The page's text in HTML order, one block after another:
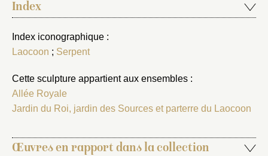
Index
Index iconographique :
Laocoon ; Serpent
Cette sculpture appartient aux ensembles :
Allée Royale
Jardin du Roi, jardin des Sources et parterre du Laocoon
Œuvres en rapport dans la collection